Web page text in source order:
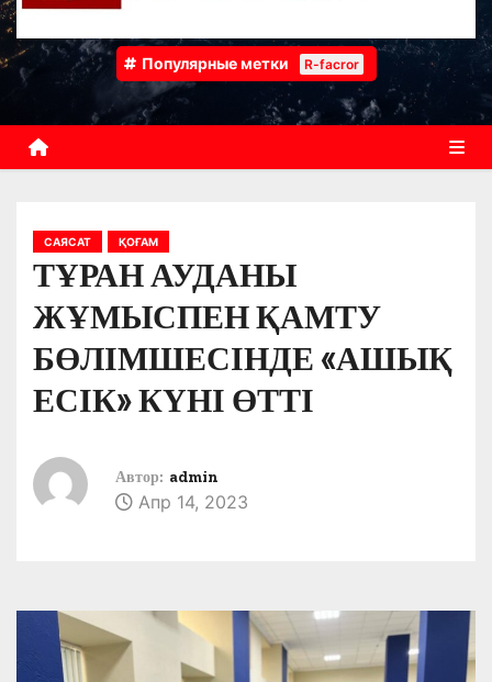
Популярные метки R-facror
САЯСАТ ҚОҒАМ
ТҰРАН АУДАНЫ
ЖҰМЫСПЕН ҚАМТУ
БӨЛІМШЕСІНДЕ «АШЫҚ
ЕСІК» КҮНІ ӨТТІ
Автор: admin
Апр 14, 2023